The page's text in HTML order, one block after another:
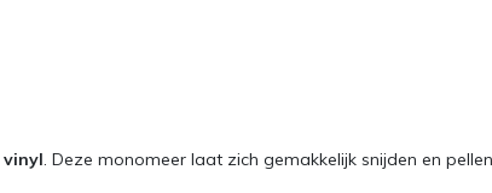
vinyl. Deze monomeer laat zich gemakkelijk snijden en